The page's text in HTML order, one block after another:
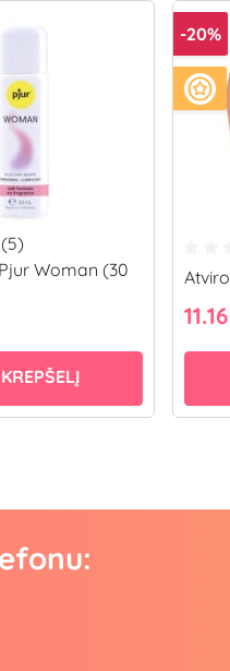
(5)
Woman (30
-20%